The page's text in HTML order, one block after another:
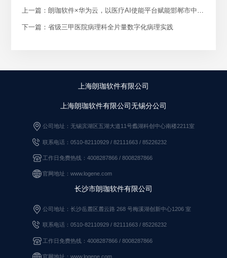
下一篇：省级三甲医院病理科全片量数字化病理实践
上海朗珈软件有限公司
上海朗珈软件有限公司无锡分公司
公司地址：无锡滨湖区五湖大道11号蠡湖科创中心南楼2211室
联系电话：0510-82110929 / 82111663 / 85226232
工作日免费热线：4008287866 / 8008287866
官网地址：www.logene.com
长沙市朗珈软件有限公司
公司地址：长沙岳麓区麓云路 268 号梅溪湖创新中心1206 室
联系电话：0510-82110929 / 82111663 / 85226232
工作日免费热线：4008287866 / 8008287866
官网地址：www.logene.com